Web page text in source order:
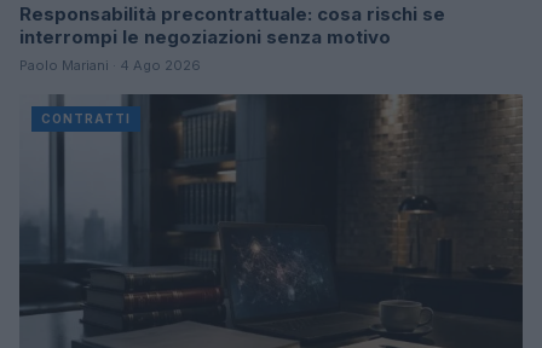
Responsabilità precontrattuale: cosa rischi se
interrompi le negoziazioni senza motivo
Paolo Mariani · 4 Ago 2026
CONTRATTI